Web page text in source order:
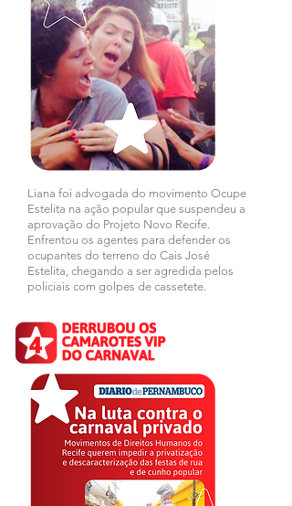
Liana foi advogada do movimento Ocupe
Estelita na ação popular que suspendeu a
aprovação do Projeto Novo Recife.
Enfrentou os agentes para defender os
ocupantes do terreno do Cais José
Estelita, chegando a ser agredida pelos
policiais com golpes de cassetete.